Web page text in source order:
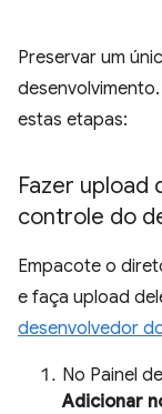
Preservar um
estas etapas:
Fazer upload
controle do
Empacote o
e faça upload
desenvolvedor
No Painel
Adicionar